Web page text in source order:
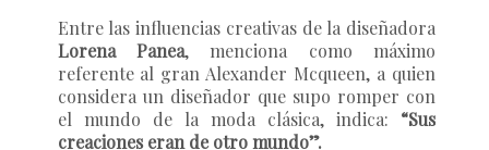
Entre las influencias creativas de la diseñadora
Lorena Panea, menciona como máximo
referente al gran Alexander Mcqueen, a quien
considera un diseñador que supo romper con
el mundo de la moda clásica, indica: “Sus
creaciones eran de otro mundo”.